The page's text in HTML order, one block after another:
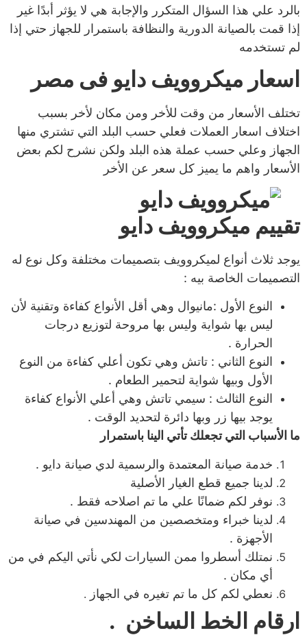
بالرد علي هذا السؤال المتكرر والإجابة هي لا يؤثر أبدًا غير
إذا قمت بالصيانة الدورية والنظافة باستمرار للجهاز حتي إذا
لم تستخدمه
اسعار ميكروويف دايو فى مصر
تختلف الأسعار من وقت للأخر ومن مكان لأخر بسبب
اختلاف اسعار العملات فعلي حسب البلد التي تشتري منها
الجهاز وعلي حسب عملة هذه البلد ولكن نشرح لكم بعض
الأسعار واهم ما يميز كل سعر عن الأخر
تقييم ميكروويف دايو
يوجد ثلاث أنواع لميكروويف بتصميمات مختلفة وكل نوع له
التصميمات الخاصة بيه :
النوع الأول :مانيوال وهي أقل الأنواع كفاءة وتقنية لأن
ليس بها شواية وليس بها مروحة لتوزيع درجات
الحرارة .
النوع الثاني : تاتش وهي تكون أعلي كفاءة من النوع
الأول وبيها شواية لتحمير الطعام .
النوع الثالث : سيمي تاتش وهي أعلي الأنواع كفاءة
يوجد بيها زر وبها دائرة لتحديد الوقت .
ما الأسباب التي تجعلك تأتي الينا باستمرار
خدمة صيانة المعتمدة والرسمية لدي صيانة دايو .
لدينا جميع قطع الغيار الأصلية
نوفر لكم ضمانًا علي ما تم اصلاحه فقط .
لدينا خبراء ومتخصصين من المهندسين في صيانة
الأجهزة .
نمتلك أسطروا ممن السيارات لكي نأتي اليكم في من
أي مكان .
نعطي لكم كل ما تم تغيره في الجهاز .
ارقام الخط الساخن .